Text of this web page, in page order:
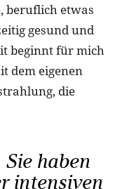
beruflich etwas
gesund und
beginnt für mich
dem eigenen
die
haben
intensiven